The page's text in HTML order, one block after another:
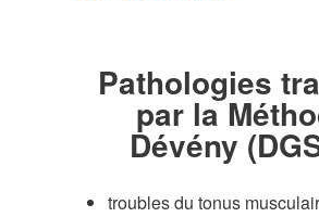
Pathologies
par la
Dévény
troubles du tonus